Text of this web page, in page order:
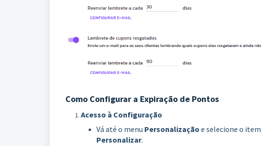
Como Configurar a Expiração de Pontos
Acesso à Configuração
Vá até o menu Personalização e selecione o item
Personalizar.